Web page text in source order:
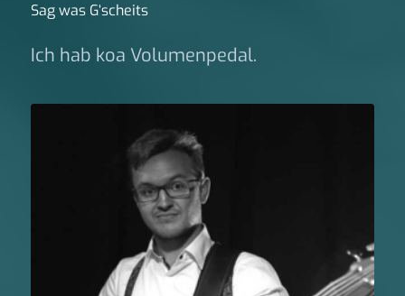
Sag was G‘scheits
Ich hab koa Volumenpedal.